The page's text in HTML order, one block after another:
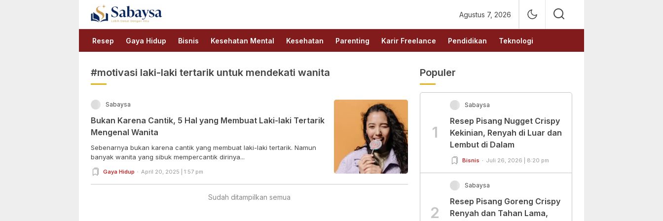
Sabaysa
Lebih Dekat Dengan Ilmu
Agustus 7, 2026
Resep Gaya Hidup Bisnis Kesehatan Mental Kesehatan Parenting Karir Freelance Pendidikan Teknologi
#motivasi laki-laki tertarik untuk mendekati wanita
Sabaysa
Bukan Karena Cantik, 5 Hal yang Membuat Laki-laki Tertarik
Mengenal Wanita
Sebenarnya bukan karena cantik yang membuat laki-laki tertarik. Namun
banyak wanita yang sibuk mempercantik dirinya...
Gaya Hidup April 20, 2025 | 1:57 pm
Sudah ditampilkan semua
Populer
1
Sabaysa
Resep Pisang Nugget Crispy
Kekinian, Renyah di Luar dan
Lembut di Dalam
Bisnis Juli 26, 2026 | 8:20 pm
2
Sabaysa
Resep Pisang Goreng Crispy
Renyah dan Tahan Lama,